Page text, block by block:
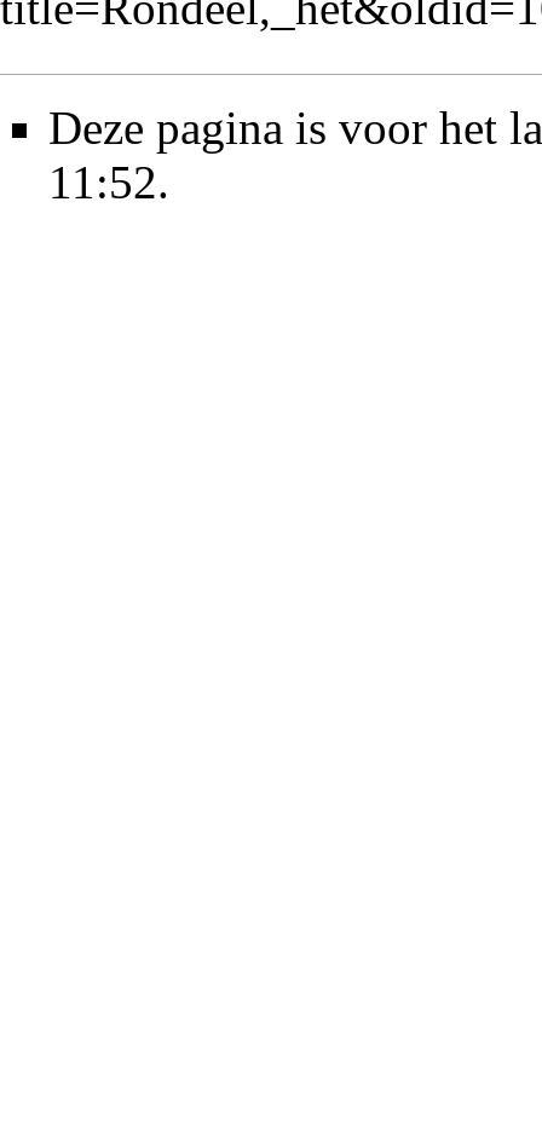
Deze pagina is voor het
11:52.